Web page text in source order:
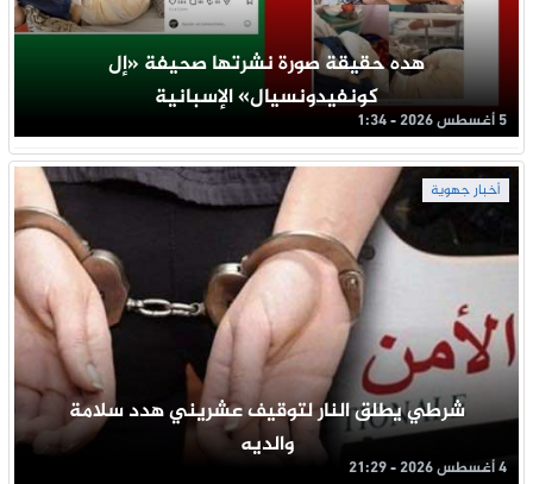
هده حقيقة صورة نشرتها صحيفة «إل
كونفيدونسيال» الإسبانية
5 أغسطس 2026 - 1:34
أخبار جهوية
شرطي يطلق النار لتوقيف عشريني هدد سلامة
والديه
4 أغسطس 2026 - 21:29